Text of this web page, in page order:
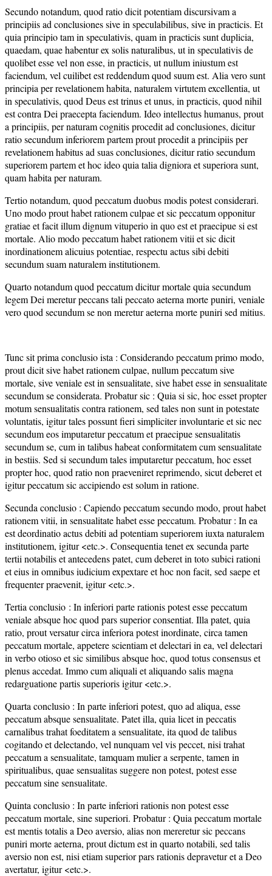
Secundo notandum, quod ratio dicit potentiam discursivam a
principiis ad conclusiones sive in speculabilibus, sive in practicis. Et
quia principio tam in speculativis, quam in practicis sunt duplicia,
quaedam, quae habentur ex solis naturalibus, ut in speculativis de
quolibet esse vel non esse, in practicis, ut nullum iniustum est
faciendum, vel cuilibet est reddendum quod suum est. Alia vero sunt
principia per revelationem habita, naturalem virtutem excellentia, ut
in speculativis, quod Deus est trinus et unus, in practicis, quod nihil
est contra Dei praecepta faciendum. Ideo intellectus humanus, prout
a principiis, per naturam cognitis procedit ad conclusiones, dicitur
ratio secundum inferiorem partem prout procedit a principiis per
revelationem habitus ad suas conclusiones, dicitur ratio secundum
superiorem partem et hoc ideo quia talia digniora et superiora sunt,
quam habita per naturam.
Tertio notandum, quod peccatum duobus modis potest considerari.
Uno modo prout habet rationem culpae et sic peccatum opponitur
gratiae et facit illum dignum vituperio in quo est et praecipue si est
mortale. Alio modo peccatum habet rationem vitii et sic dicit
inordinationem alicuius potentiae, respectu actus sibi debiti
secundum suam naturalem institutionem.
Quarto notandum quod peccatum dicitur mortale quia secundum
legem Dei meretur peccans tali peccato aeterna morte puniri, veniale
vero quod secundum se non meretur aeterna morte puniri sed mitius.
Tunc sit prima conclusio ista : Considerando peccatum primo modo,
prout dicit sive habet rationem culpae, nullum peccatum sive
mortale, sive veniale est in sensualitate, sive habet esse in sensualitate
secundum se considerata. Probatur sic : Quia si sic, hoc esset propter
motum sensualitatis contra rationem, sed tales non sunt in potestate
voluntatis, igitur tales possunt fieri simpliciter involuntarie et sic nec
secundum eos imputaretur peccatum et praecipue sensualitatis
secundum se, cum in talibus habeat conformitatem cum sensualitate
in bestiis. Sed si secundum tales imputaretur peccatum, hoc esset
propter hoc, quod ratio non praeveniret reprimendo, sicut deberet et
igitur peccatum sic accipiendo est solum in ratione.
Secunda conclusio : Capiendo peccatum secundo modo, prout habet
rationem vitii, in sensualitate habet esse peccatum. Probatur : In ea
est deordinatio actus debiti ad potentiam superiorem iuxta naturalem
institutionem, igitur <etc.>. Consequentia tenet ex secunda parte
tertii notabilis et antecedens patet, cum deberet in toto subici rationi
et eius in omnibus iudicium expextare et hoc non facit, sed saepe et
frequenter praevenit, igitur <etc.>.
Tertia conclusio : In inferiori parte rationis potest esse peccatum
veniale absque hoc quod pars superior consentiat. Illa patet, quia
ratio, prout versatur circa inferiora potest inordinate, circa tamen
peccatum mortale, appetere scientiam et delectari in ea, vel delectari
in verbo otioso et sic similibus absque hoc, quod totus consensus et
plenus accedat. Immo cum aliquali et aliquando salis magna
redarguatione partis superioris igitur <etc.>.
Quarta conclusio : In parte inferiori potest, quo ad aliqua, esse
peccatum absque sensualitate. Patet illa, quia licet in peccatis
carnalibus trahat foeditatem a sensualitate, ita quod de talibus
cogitando et delectando, vel nunquam vel vis peccet, nisi trahat
peccatum a sensualitate, tamquam mulier a serpente, tamen in
spiritualibus, quae sensualitas suggere non potest, potest esse
peccatum sine sensualitate.
Quinta conclusio : In parte inferiori rationis non potest esse
peccatum mortale, sine superiori. Probatur : Quia peccatum mortale
est mentis totalis a Deo aversio, alias non mereretur sic peccans
puniri morte aeterna, prout dictum est in quarto notabili, sed talis
aversio non est, nisi etiam superior pars rationis depravetur et a Deo
avertatur, igitur <etc.>.